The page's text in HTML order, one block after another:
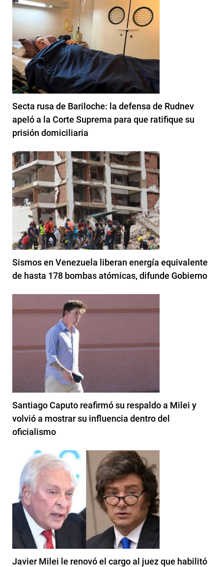
Secta rusa de Bariloche: la defensa de Rudnev
apeló a la Corte Suprema para que ratifique su
prisión domiciliaria
Sismos en Venezuela liberan energía equivalente
de hasta 178 bombas atómicas, difunde Gobierno
Santiago Caputo reafirmó su respaldo a Milei y
volvió a mostrar su influencia dentro del
oficialismo
Javier Milei le renovó el cargo al juez que habilitó